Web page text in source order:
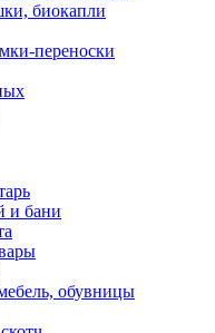
биокапли
переноски
и бани
обувницы